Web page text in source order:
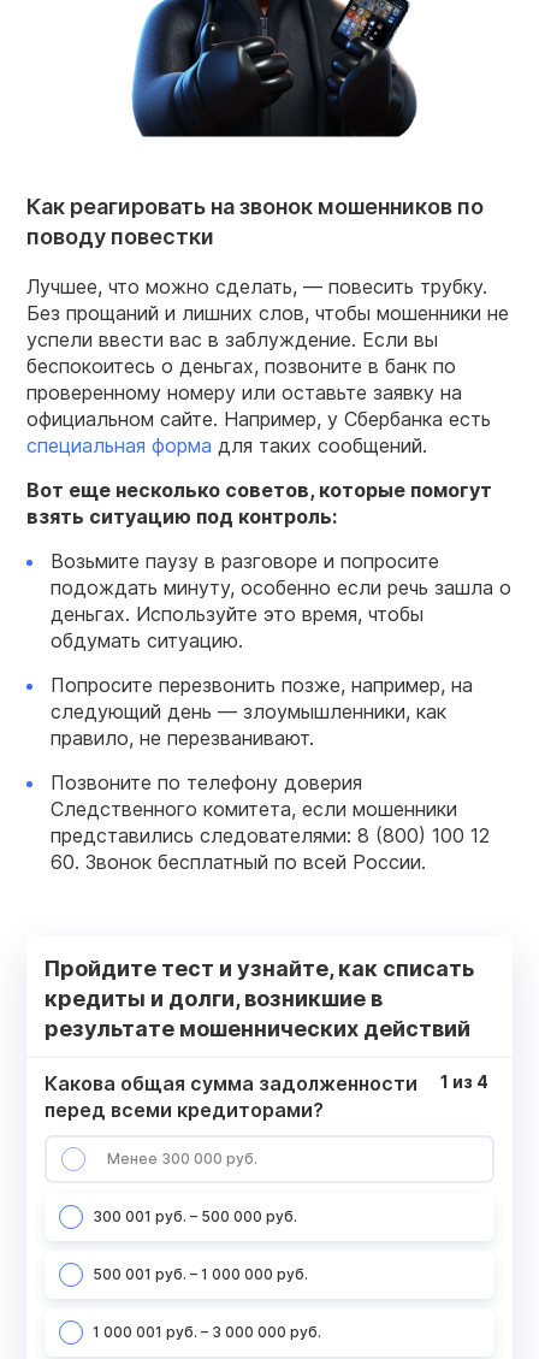
Как реагировать на звонок мошенников по
поводу повестки
Лучшее, что можно сделать, — повесить трубку.
Без прощаний и лишних слов, чтобы мошенники не
успели ввести вас в заблуждение. Если вы
беспокоитесь о деньгах, позвоните в банк по
проверенному номеру или оставьте заявку на
официальном сайте. Например, у Сбербанка есть
специальная форма для таких сообщений.
Вот еще несколько советов, которые помогут
взять ситуацию под контроль:
Возьмите паузу в разговоре и попросите
подождать минуту, особенно если речь зашла о
деньгах. Используйте это время, чтобы
обдумать ситуацию.
Попросите перезвонить позже, например, на
следующий день — злоумышленники, как
правило, не перезванивают.
Позвоните по телефону доверия
Следственного комитета, если мошенники
представились следователями: 8 (800) 100 12
60. Звонок бесплатный по всей России.
Пройдите тест и узнайте, как списать
кредиты и долги, возникшие в
результате мошеннических действий
Какова общая сумма задолженности
перед всеми кредиторами?
Менее 300 000 руб.
300 001 руб. – 500 000 руб.
500 001 руб. – 1 000 000 руб.
1 000 001 руб. – 3 000 000 руб.
1 из 4